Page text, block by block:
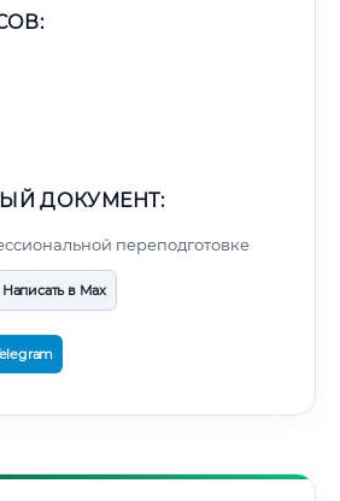
ДОКУМЕНТ:
переподготовке
Написать в Max